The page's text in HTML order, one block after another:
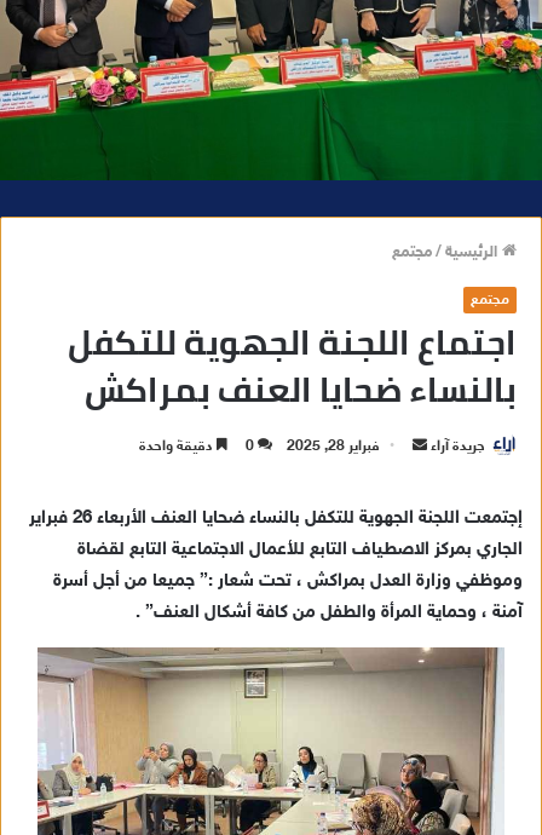
الرئيسية/مجتمع
مجتمع
اجتماع اللجنة الجهوية للتكفل
بالنساء ضحايا العنف بمراكش
جريدة آراء
ي
د
ك
ت
ر
فبراير 28, 2025 0 دقيقة واحدة
إجتمعت اللجنة الجهوية للتكفل بالنساء ضحايا العنف الأربعاء 26 فبراير
الجاري بمركز الاصطياف التابع للأعمال الاجتماعية التابع لقضاة
وموظفي وزارة العدل بمراكش ، تحت شعار :” جميعا من أجل أسرة
آمنة ، وحماية المرأة والطفل من كافة أشكال العنف” .